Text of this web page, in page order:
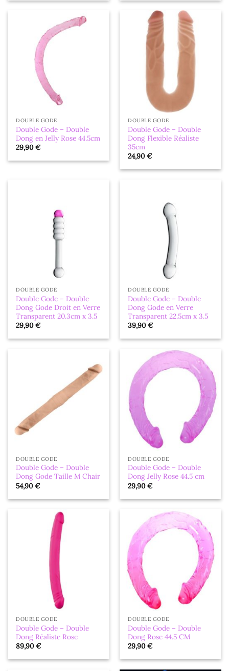
DOUBLE GODE
Double Gode – Double
Dong en Jelly Rose 44.5cm
29,90€
DOUBLE GODE
Double Gode – Double
Dong Flexible Réaliste
35cm
24,90€
DOUBLE GODE
Double Gode – Double
Dong Gode Droit en Verre
Transparent 20.3cm x 3.5
29,90€
DOUBLE GODE
Double Gode – Double
Dong Gode en Verre
Transparent 22.5cm x 3.5
39,90€
DOUBLE GODE
Double Gode – Double
Dong Gode Taille M Chair
54,90€
DOUBLE GODE
Double Gode – Double
Dong Jelly Rose 44.5 cm
29,90€
DOUBLE GODE
Double Gode – Double
Dong Réaliste Rose
89,90€
DOUBLE GODE
Double Gode – Double
Dong Rose 44.5 CM
29,90€